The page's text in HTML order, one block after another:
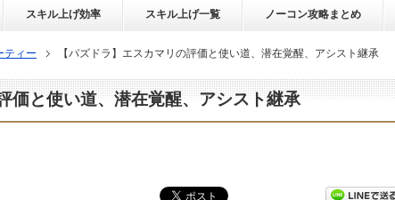
スキル上げ効率 スキル上げ一覧 ノーコン攻略まとめ
ティー 【パズドラ】エスカマリの評価と使い道、潜在覚醒、アシスト継承
価と使い道、潜在覚醒、アシスト継承